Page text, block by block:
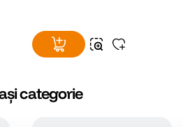
categorie